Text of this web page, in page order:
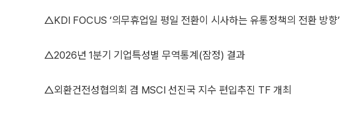
△KDI FOCUS ‘의무휴업일 평일 전환이 시사하는 유통정책의 전환 방향’
△2026년 1분기 기업특성별 무역통계(잠정) 결과
△외환건전성협의회 겸 MSCI 선진국 지수 편입추진 TF 개최